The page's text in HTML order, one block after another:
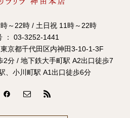
～22時 / 土日祝 11時～22時
： 03-3252-1441
京都千代田区内神田3-10-1-3F
2分 / 地下鉄大手町駅 A2出口徒歩7
、小川町駅 A1出口徒歩6分